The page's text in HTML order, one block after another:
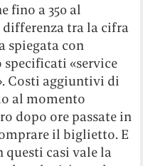
fino a 350 al
tra la cifra
spiegata con
«service
Costi aggiuntivi di
al momento
dopo ore passate in
il biglietto. E
questi casi vale la